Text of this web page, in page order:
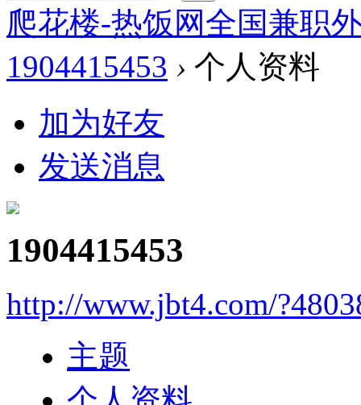
爬花楼-热饭网全国兼职
1904415453 › 个人资料
加为好友
发送消息
1904415453
http://www.jbt4.com/
主题